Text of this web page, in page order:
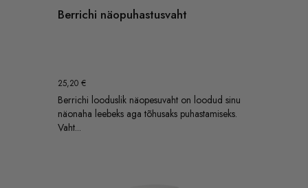
Berrichi näopuhastusvaht
25,20 €
Berrichi looduslik näopesuvaht on loodud sinu
näonaha leebeks aga tõhusaks puhastamiseks.
Vaht...